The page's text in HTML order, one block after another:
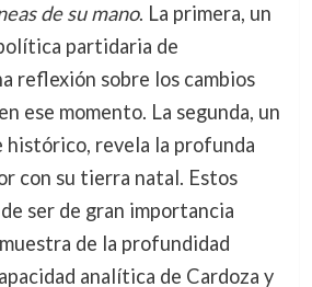
de su mano. La primera, un
partidaria de
reflexión sobre los cambios
ese momento. La segunda, un
histórico, revela la profunda
con su tierra natal. Estos
ser de gran importancia
de la profundidad
analítica de Cardoza y